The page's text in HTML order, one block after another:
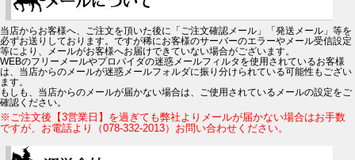
当店からお客様へ、ご注文を頂いた後に「ご注文確認メール」「発送メール」等を
必ずお送りしております。ですが稀にお客様のサーバーのエラーやメール受信設定
等により、メールがお客様へお届けできていない場合がございます。
WEBのフリーメールやプロバイダの迷惑メールフィルタを使用されているお客様
は、当店からのメールが迷惑メールフォルダに振り分けられている可能性もござい
ます。
もしも、当店からのメールが届かない場合は、ご使用されているメールの設定をご
確認ください。
※ご注文後【3営業日】を過ぎても弊社よりメールが届かない場合はお手数
ですが、お電話より（078-332-2013）お問い合わせください。